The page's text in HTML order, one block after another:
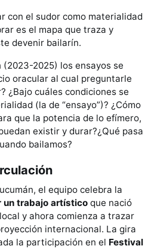
con el sudor como materialidad
es el mapa que traza y
devenir bailarín.
(2023-2025) los ensayos se
oracular al cual preguntarle
¿Bajo cuáles condiciones se
(la de “ensayo”)? ¿Cómo
que la potencia de lo efímero,
existir y durar?¿Qué pasa
bailamos?
el equipo celebra la
un trabajo artístico que nació
y ahora comienza a trazar
internacional. La gira
la participación en el Festival